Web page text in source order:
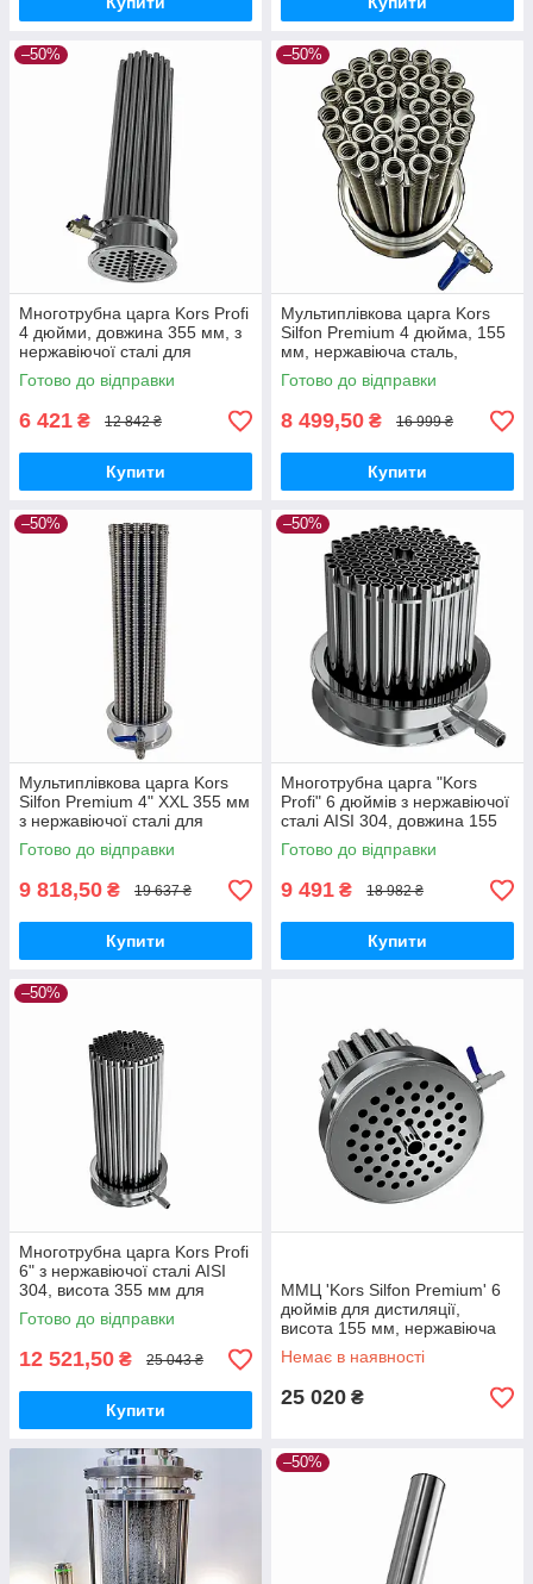
–50%
Многотрубна царга Kors Profi
4 дюйми, довжина 355 мм, з
нержавіючої сталі для
перегінних кубів 60-150 л
Готово до відправки
6 421 ₴ 12 842 ₴
Купити
–50%
Мультиплівкова царга Kors
Silfon Premium 4 дюйма, 155
мм, нержавіюча сталь,
висока ефективність
теплообміну
Готово до відправки
8 499,50 ₴ 16 999 ₴
Купити
–50%
Мультиплівкова царга Kors
Silfon Premium 4" XXL 355 мм
з нержавіючої сталі для
підвищення теплообміну, 36
трубок
Готово до відправки
9 818,50 ₴ 19 637 ₴
Купити
–50%
Многотрубна царга "Kors
Profi" 6 дюймів з нержавіючої
сталі AISI 304, довжина 155
мм для перегінних кубів 100-
200 л
Готово до відправки
9 491 ₴ 18 982 ₴
Купити
–50%
Многотрубна царга Kors Profi
6" з нержавіючої сталі AISI
304, висота 355 мм для
перегонних кубів 100-300
літрів
Готово до відправки
12 521,50 ₴ 25 043 ₴
Купити
ММЦ 'Kors Silfon Premium' 6
дюймів для дистиляції,
висота 155 мм, нержавіюча
сталь AISI 304, 61 трубка
Немає в наявності
25 020 ₴
–50%